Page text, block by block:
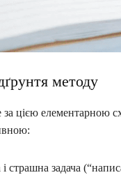
методу
цією елементарною
страшна задача